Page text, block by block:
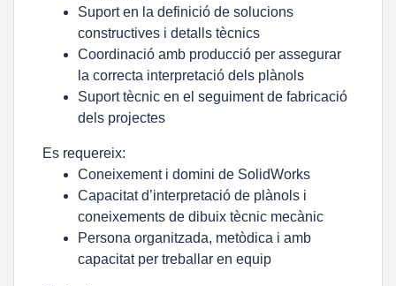
Suport en la definició de solucions
constructives i detalls tècnics
Coordinació amb producció per assegurar
la correcta interpretació dels plànols
Suport tècnic en el seguiment de fabricació
dels projectes
Es requereix:
Coneixement i domini de SolidWorks
Capacitat d’interpretació de plànols i
coneixements de dibuix tècnic mecànic
Persona organitzada, metòdica i amb
capacitat per treballar en equip